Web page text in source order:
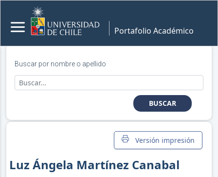
Portafolio Académico
Buscar por nombre o apellido
BUSCAR
Versión impresión
Luz Ángela Martínez Canabal